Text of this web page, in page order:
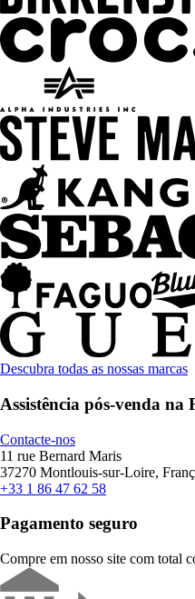
Descubra todas as nossas marcas
Assistência pós-venda na
Contacte-nos
11 rue Bernard Maris
37270 Montlouis-sur-Loire,
+33 1 86 47 62 58
Pagamento seguro
Compre em nosso site com total